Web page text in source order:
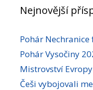
Nejnovější
Pohár Nechranice
Pohár Vysočiny
Mistrovství
Češi vybojovali